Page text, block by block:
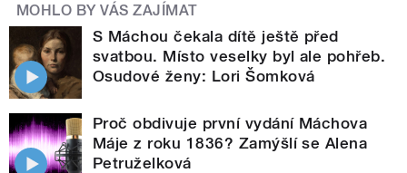
MOHLO BY VÁS ZAJÍMAT
S Máchou čekala dítě ještě před
svatbou. Místo veselky byl ale pohřeb.
Osudové ženy: Lori Šomková
Proč obdivuje první vydání Máchova
Máje z roku 1836? Zamýšlí se Alena
Petruželková